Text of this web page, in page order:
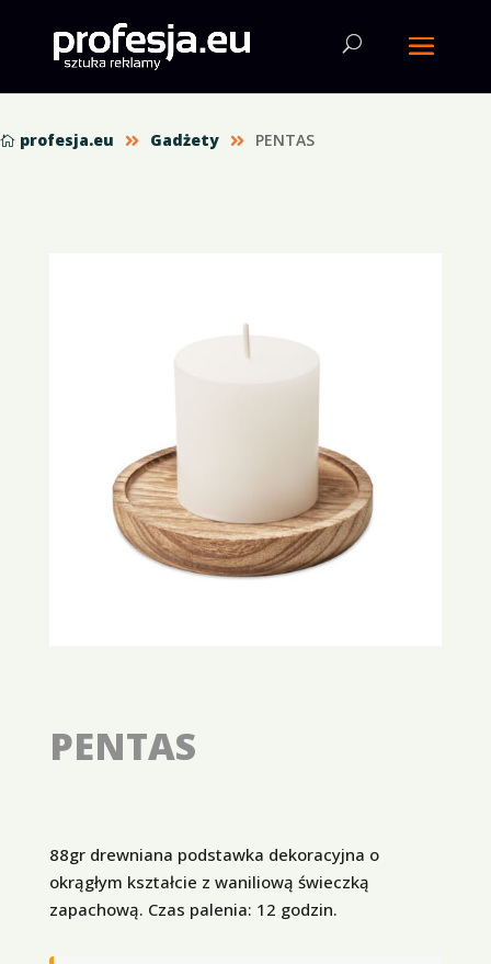
 profesja.eu  Gadżety  PENTAS
PENTAS
88gr drewniana podstawka dekoracyjna o
okrągłym kształcie z waniliową świeczką
zapachową. Czas palenia: 12 godzin.